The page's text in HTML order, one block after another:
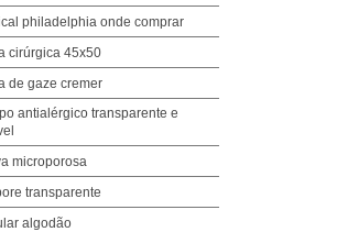
philadelphia onde comprar
cirúrgica 45x50
de gaze cremer
antialérgico transparente e
microporosa
transparente
algodão